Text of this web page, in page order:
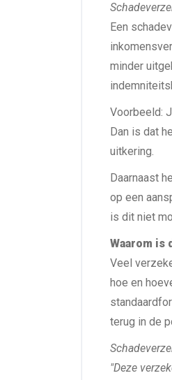
Een
minder
Voorbeeld:
Dan is dat
uitkering.
Daarnaast
op een
is dit niet
Waarom is
Veel
hoe en
terug in de
"Deze